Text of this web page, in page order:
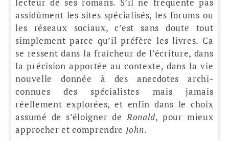
assidûment les sites spécialisés, les forums ou
les réseaux sociaux, c’est sans doute tout
simplement parce qu’il préfère les livres. Ca
se ressent dans la fraîcheur de l’écriture, dans
la précision apportée au contexte, dans la vie
nouvelle donnée à des anecdotes archi-
connues des spécialistes mais jamais
réellement explorées, et enfin dans le choix
assumé de s’éloigner deRonald, pour mieux
approcher et comprendre John.